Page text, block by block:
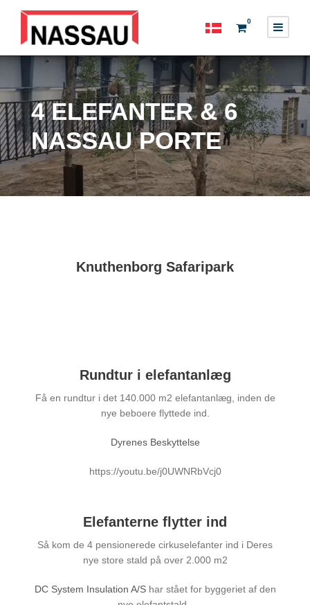
0
4 ELEFANTER & 6
NASSAU PORTE
Knuthenborg Safaripark
Rundtur i elefantanlæg
Få en rundtur i det 140.000 m2 elefantanlæg, inden de
nye beboere flyttede ind.
Dyrenes Beskyttelse
https://youtu.be/j0UWNRbVcj0
Elefanterne flytter ind
Så kom de 4 pensionerede cirkuselefanter ind i Deres
nye store stald på over 2.000 m2
DC System Insulation A/Shar stået for byggeriet af den